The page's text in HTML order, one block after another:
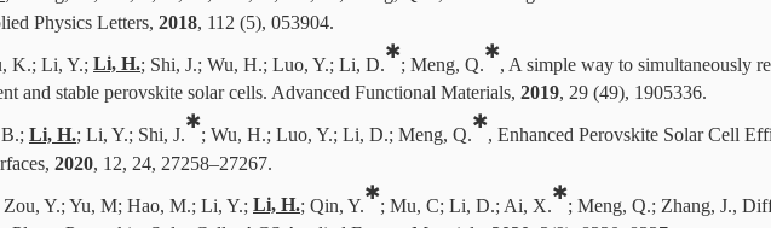
Physics Letters, 2018, 112 (5), 053904.
K.; Li, Y.; Li, H.; Shi, J.; Wu, H.; Luo, Y.; Li, D.
✱
; Meng, Q.
✱
, A simple way to simultaneously
and stable perovskite solar cells. Advanced Functional Materials, 2019, 29 (49), 1905336.
Li, H.; Li, Y.; Shi, J.
✱
; Wu, H.; Luo, Y.; Li, D.; Meng, Q.
✱
, Enhanced Perovskite Solar Cell
2020, 12, 24, 27258–27267.
Y.; Yu, M; Hao, M.; Li, Y.; Li, H.; Qin, Y.
✱
; Mu, C; Li, D.; Ai, X.
✱
; Meng, Q.; Zhang, J.,